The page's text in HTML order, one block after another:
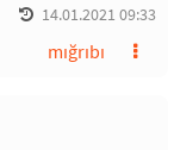
14.01.2021 09:33
mığrıbı